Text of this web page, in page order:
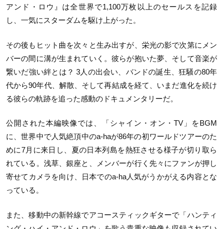
アンド・ロウ』は全世界で1,100万枚以上のセールスを記録
し、一気にスターダムを駆け上がった。
その後もヒット曲を次々と生み出すが、栄光の影で次第にメン
バーの間に溝が生まれていく。彼らが抱いた夢、そして音楽が
繋いだ強い絆とは？ 3人の出会い、バンドの誕生、狂騒の80年
代から90年代、解散、そして再結成を経て、いまだ進化を続け
る彼らの軌跡を追った感動のドキュメンタリーだ。
公開された本編映像では、「シャイン・オン・TV」をBGM
に、世界中で人気絶頂中のa-haが86年の初ワールドツアーのた
めに7月に来日し、夏の日本列島を熱狂させる様子が切り取ら
れている。浅草、銀座と、メンバーが行く先々にファンが押し
寄せてカメラを向け、日本でのa-ha人気がうかがえる内容とな
っている。
また、移動中の新幹線でアコースティックギターで「ハンティ